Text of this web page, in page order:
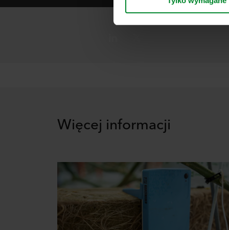
Stanach Zjednoczonych, a
informacji na temat
przetwarzania przez nas
Więcej informacji